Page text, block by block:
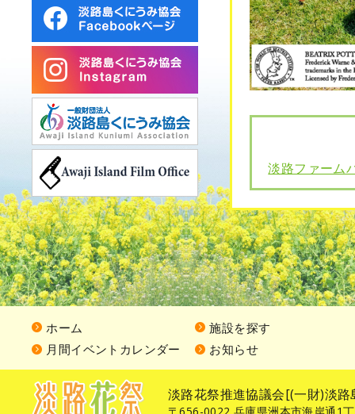
淡路ファーム
ホーム
施設を探す
月間イベントカレンダー
お知らせ
淡路花祭推進協議会[(一財)淡
〒656-0022 兵庫県洲本市海岸通1